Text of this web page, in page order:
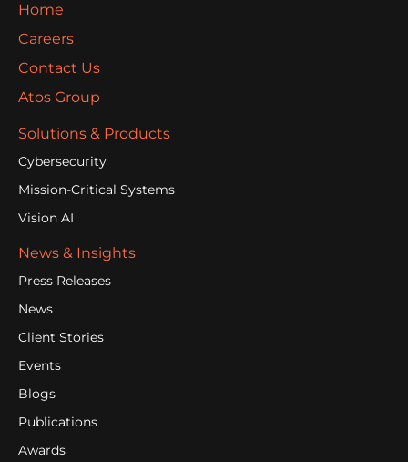
Home
Careers
Contact Us
Atos Group
Solutions & Products
Cybersecurity
Mission-Critical Systems
Vision AI
News & Insights
Press Releases
News
Client Stories
Events
Blogs
Publications
Awards